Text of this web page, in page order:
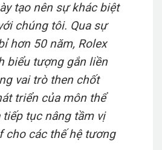
tạo nên sự khác biệt
chúng tôi. Qua sự
hơn 50 năm, Rolex
biểu tượng gắn liền
vai trò then chốt
triển của mônthể
tiếp tục nâng tầm vị
cho các thế hệ tương